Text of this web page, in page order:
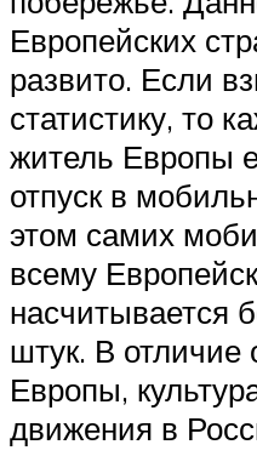
Европейских
развито. Если
статистику, то
житель Европы
отпуск в
этом самих
всему
насчитывается
штук. В отличие
Европы,
движения в